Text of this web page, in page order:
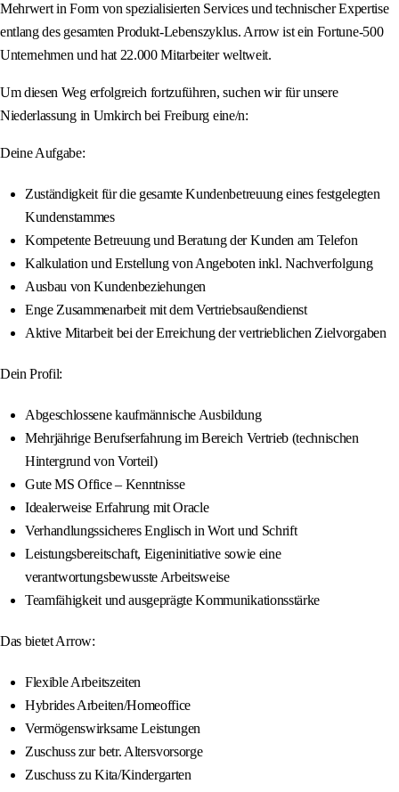
Mehrwert in Form von spezialisierten Services und technischer Expertise
entlang des gesamten Produkt-Lebenszyklus. Arrow ist ein Fortune-500
Unternehmen und hat 22.000 Mitarbeiter weltweit.
Um diesen Weg erfolgreich fortzuführen, suchen wir für unsere
Niederlassung in Umkirch bei Freiburg eine/n:
Deine Aufgabe:
Zuständigkeit für die gesamte Kundenbetreuung eines festgelegten
Kundenstammes
Kompetente Betreuung und Beratung der Kunden am Telefon
Kalkulation und Erstellung von Angeboten inkl. Nachverfolgung
Ausbau von Kundenbeziehungen
Enge Zusammenarbeit mit dem Vertriebsaußendienst
Aktive Mitarbeit bei der Erreichung der vertrieblichen Zielvorgaben
Dein Profil:
Abgeschlossene kaufmännische Ausbildung
Mehrjährige Berufserfahrung im Bereich Vertrieb (technischen
Hintergrund von Vorteil)
Gute MS Office – Kenntnisse
Idealerweise Erfahrung mit Oracle
Verhandlungssicheres Englisch in Wort und Schrift
Leistungsbereitschaft, Eigeninitiative sowie eine
verantwortungsbewusste Arbeitsweise
Teamfähigkeit und ausgeprägte Kommunikationsstärke
Das bietet Arrow:
Flexible Arbeitszeiten
Hybrides Arbeiten/Homeoffice
Vermögenswirksame Leistungen
Zuschuss zur betr. Altersvorsorge
Zuschuss zu Kita/Kindergarten